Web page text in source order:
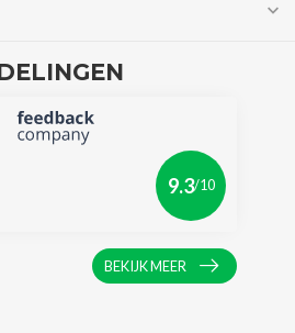
9.3/10
BEKIJK MEER